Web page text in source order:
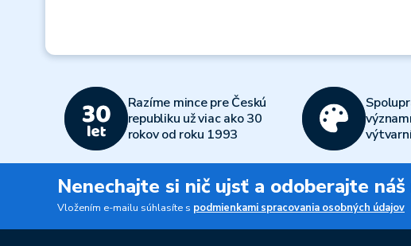
Razíme mince pre Českú
republiku už viac ako 30
rokov od roku 1993
Nenechajte si nič ujsť a odoberajte
Vložením e-mailu súhlasíte s podmienkami spracovania osobných údajov